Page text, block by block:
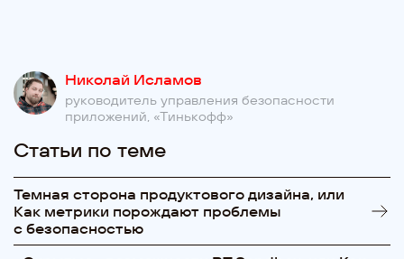
Николай Исламов
руководитель управления безопасности
приложений, «Тинькофф»
Статьи по теме
Темная сторона продуктового дизайна, или
Как метрики порождают проблемы
с безопасностью